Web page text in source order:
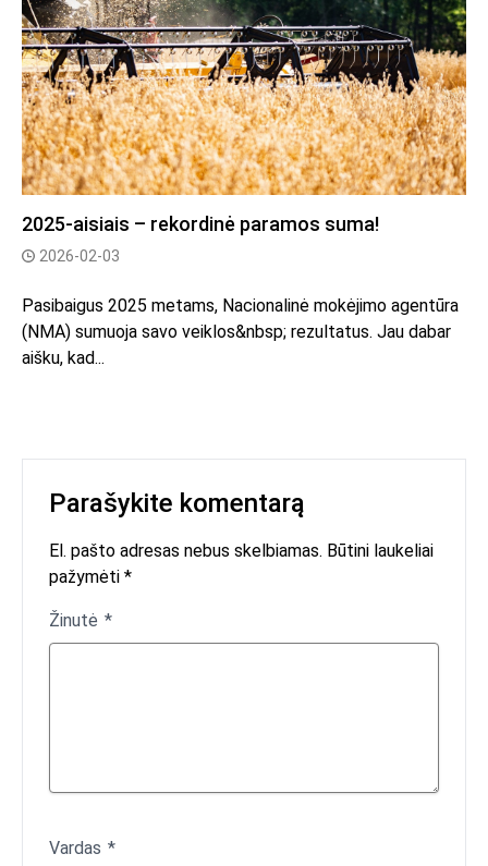
2025-aisiais – rekordinė paramos suma!
2026-02-03
Pasibaigus 2025 metams, Nacionalinė mokėjimo agentūra
(NMA) sumuoja savo veiklos&nbsp; rezultatus. Jau dabar
aišku, kad...
Parašykite komentarą
El. pašto adresas nebus skelbiamas. Būtini laukeliai
pažymėti *
Žinutė
Vardas